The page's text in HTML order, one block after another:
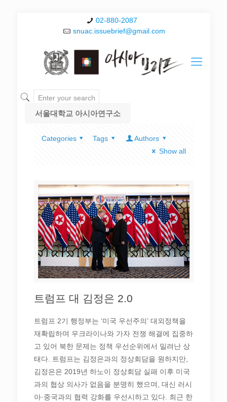
02-880-2087
snuac.issuebrief@gmail.com
서울대학교 아시아연구소
Categories Tags
Authors
Show all
트럼프 대 김정은 2.0
트럼프 2기 행정부는 ‘미국 우선주의’ 대외정책을
재확립하며 우크라이나와 가자 전쟁 해결에 집중하
고 있어 북한 문제는 정책 우선순위에서 밀려난 상
태다. 트럼프는 김정은과의 정상회담을 원하지만,
김정은은 2019년 하노이 정상회담 실패 이후 미국
과의 협상 의사가 없음을 분명히 했으며, 대신 러시
아·중국과의 협력 강화를 우선시하고 있다. 최근 한